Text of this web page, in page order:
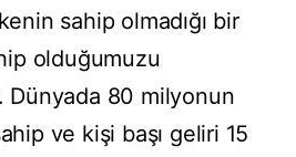
sahip olmadığı bir
olduğumuzu
Dünyada 80 milyonun
ve kişi başı geliri 15